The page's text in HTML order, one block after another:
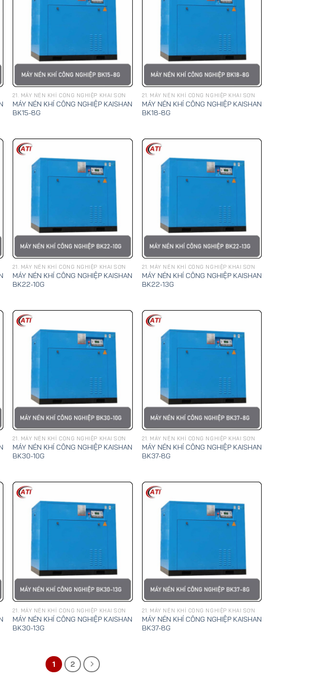
21. MÁY NÉN KHÍ CÔNG NGHIỆP KHAI SƠN
MÁY NÉN KHÍ CÔNG NGHIỆP KAISHAN
BK15-8G
21. MÁY NÉN KHÍ CÔNG NGHIỆP KHAI SƠN
MÁY NÉN KHÍ CÔNG NGHIỆP KAISHAN
BK18-8G
21. MÁY NÉN KHÍ CÔNG NGHIỆP KHAI SƠN
MÁY NÉN KHÍ CÔNG NGHIỆP KAISHAN
BK22-10G
21. MÁY NÉN KHÍ CÔNG NGHIỆP KHAI SƠN
MÁY NÉN KHÍ CÔNG NGHIỆP KAISHAN
BK22-13G
21. MÁY NÉN KHÍ CÔNG NGHIỆP KHAI SƠN
MÁY NÉN KHÍ CÔNG NGHIỆP KAISHAN
BK30-10G
21. MÁY NÉN KHÍ CÔNG NGHIỆP KHAI SƠN
MÁY NÉN KHÍ CÔNG NGHIỆP KAISHAN
BK37-8G
21. MÁY NÉN KHÍ CÔNG NGHIỆP KHAI SƠN
MÁY NÉN KHÍ CÔNG NGHIỆP KAISHAN
BK30-13G
21. MÁY NÉN KHÍ CÔNG NGHIỆP KHAI SƠN
MÁY NÉN KHÍ CÔNG NGHIỆP KAISHAN
BK37-8G
1 2